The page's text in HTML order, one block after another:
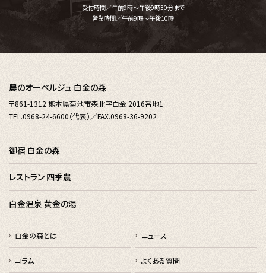
受付時間／午前9時～午後9時30分まで
営業時間／午前9時～午後10時
農のオーベルジュ 白金の森
〒861-1312 熊本県菊池市森北字白金 2016番地1
TEL.0968-24-6600（代表）／FAX.0968-36-9202
御宿 白金の森
レストラン 四季農
白金温泉 黄金の湯
白金の森とは ニュース
コラム よくある質問